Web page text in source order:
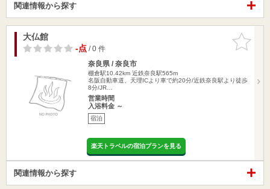
関連情報から探す
お気に入
りに追加
大仏館
-点/ 0 件
奈良県 / 奈良市
棚倉駅10.42km 近鉄奈良駅565m
名阪自動車道、天理ICより車で約20分/近鉄奈良駅より徒歩
8分/JR…
営業時間
入浴料金 ～
宿泊
楽天トラベルの宿泊プランを見る
関連情報から探す